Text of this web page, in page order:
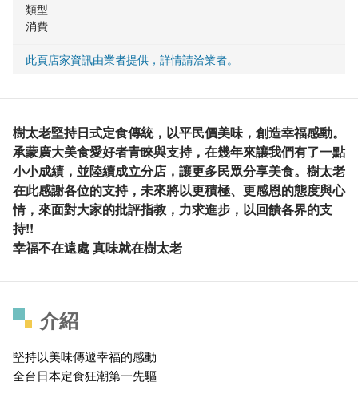
類型
消費
此頁店家資訊由業者提供，詳情請洽業者。
樹太老堅持日式定食傳統，以平民價美味，創造幸福感動。
承蒙廣大美食愛好者青睞與支持，在幾年來讓我們有了一點
小小成績，並陸續成立分店，讓更多民眾分享美食。樹太老
在此感謝各位的支持，未來將以更積極、更感恩的態度與心
情，來面對大家的批評指教，力求進步，以回饋各界的支
持!!
幸福不在遠處 真味就在樹太老
介紹
堅持以美味傳遞幸福的感動
全台日本定食狂潮第一先驅